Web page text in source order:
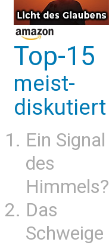
Top-15
meist-
diskutiert
Ein Signal
des
Himmels?
Das
Schweige